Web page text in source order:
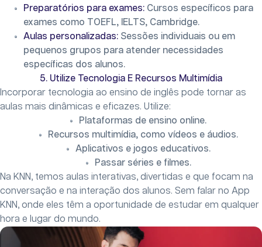
Preparatórios para exames: Cursos específicos para
exames como TOEFL, IELTS, Cambridge.
Aulas personalizadas: Sessões individuais ou em
pequenos grupos para atender necessidades
específicas dos alunos.
5. Utilize Tecnologia E Recursos Multimídia
Incorporar tecnologia ao ensino de inglês pode tornar as
aulas mais dinâmicas e eficazes. Utilize:
Plataformas de ensino online.
Recursos multimídia, como vídeos e áudios.
Aplicativos e jogos educativos.
Passar séries e filmes.
Na KNN, temos aulas interativas, divertidas e que focam na
conversação e na interação dos alunos. Sem falar no App
KNN, onde eles têm a oportunidade de estudar em qualquer
hora e lugar do mundo.